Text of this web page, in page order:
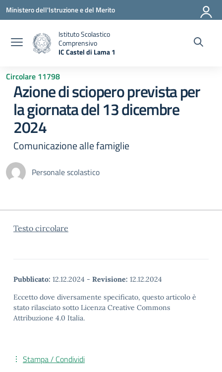
Vai ai contenuti
Vai al menu di navigazione
Vai al footer
Ministero dell'Istruzione e del Merito
Istituto Scolastico
Comprensivo
IC Castel di Lama 1
Circolare 11798
Azione di sciopero prevista per
la giornata del 13 dicembre
2024
Comunicazione alle famiglie
Personale scolastico
Testo circolare
Pubblicato: 12.12.2024 - Revisione: 12.12.2024
Eccetto dove diversamente specificato, questo articolo è
stato rilasciato sotto Licenza Creative Commons
Attribuzione 4.0 Italia.
Stampa / Condividi